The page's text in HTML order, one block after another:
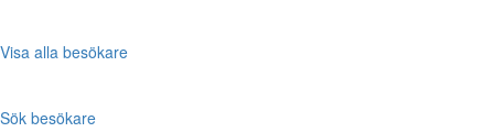
Visa alla besökare
Sök besökare